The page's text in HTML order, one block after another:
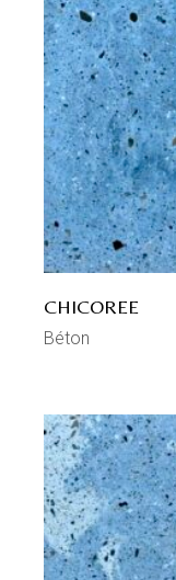
CHICOREE
Béton